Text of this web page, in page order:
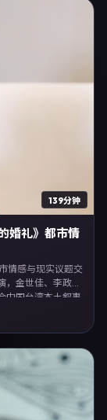
139分钟
婚礼》都市情
情感与现实议题交
，金世佳、李政
中国台湾本土叙事
千玺」等关键词